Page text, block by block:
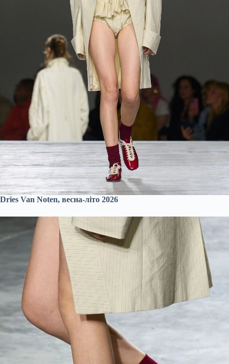
Dries Van Noten, весна-літо 2026